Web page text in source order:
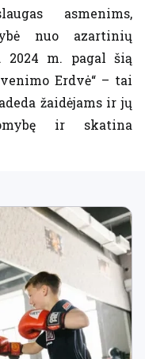
asmenims,
nuo azartinių
2024 m. pagal šią
Erdvė“ – tai
žaidėjams ir jų
ir skatina